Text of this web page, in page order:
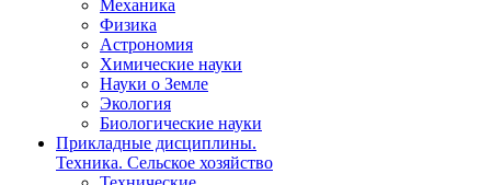
Механика
Физика
Астрономия
Химические науки
Науки о Земле
Экология
Биологические науки
Прикладные дисциплины.
Техника. Сельское хозяйство